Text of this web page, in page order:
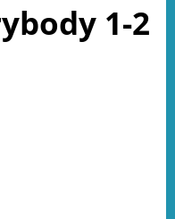
1-2